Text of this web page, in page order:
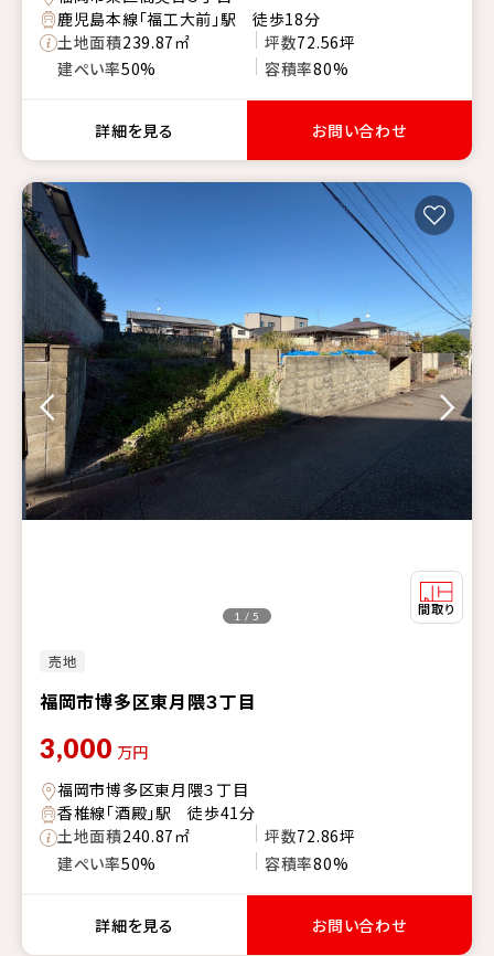
鹿児島本線「福工大前」駅 徒歩18分
土地面積239.87㎡ 坪数72.56坪
建ぺい率50% 容積率80%
詳細を見る お問い合わせ
売地
福岡市博多区東月隈３丁目
1 / 5
3,000 万円
福岡市博多区東月隈３丁目
香椎線「酒殿」駅 徒歩41分
土地面積240.87㎡ 坪数72.86坪
建ぺい率50% 容積率80%
詳細を見る お問い合わせ